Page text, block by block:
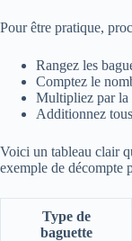
Pour être pratique,
Rangez les
Comptez le
Multipliez par la
Additionnez
Voici un tableau clair
exemple de décompte
Type de
baguette